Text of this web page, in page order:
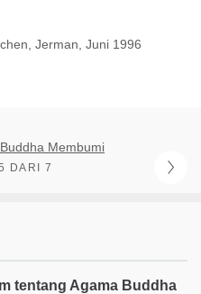
Jerman, Juni 1996
Membumi
DARI 7
tentang Agama Buddha